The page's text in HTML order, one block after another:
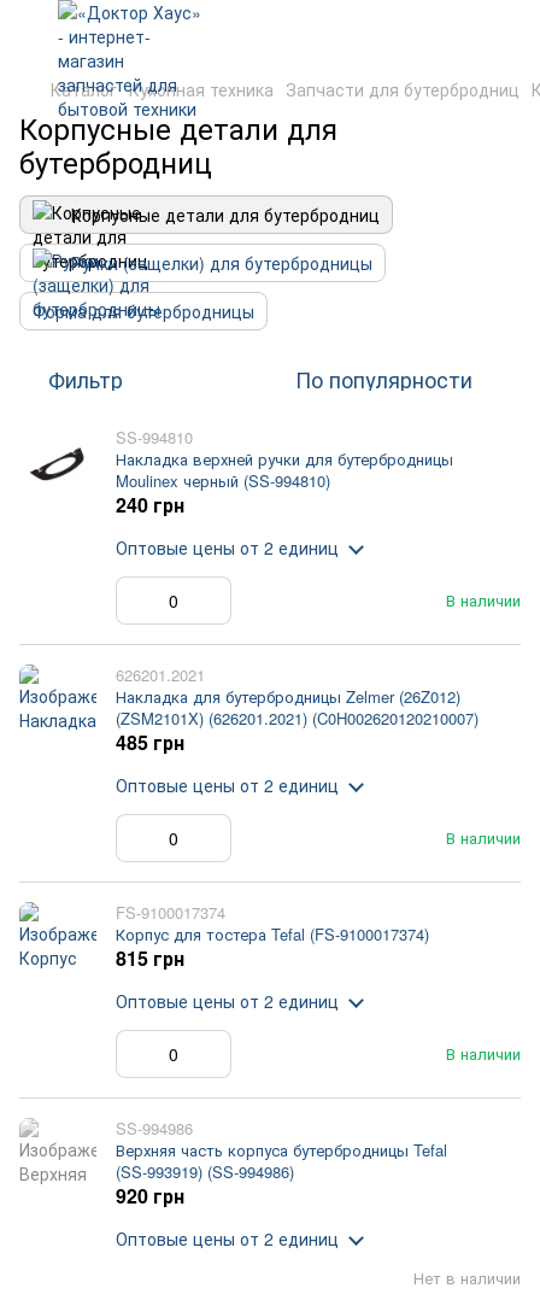
Каталог Кухонная техника Запчасти для бутербродниц
Корпусные детали для
бутербродниц
Корпусные детали для бутербродниц
Ручки (защелки) для бутербродницы
Форма для бутербродницы
Фильтр По популярности
SS-994810
Накладка верхней ручки для бутербродницы
Moulinex черный (SS-994810)
В наличии
240 грн
Оптовые цены от 2 единиц
626201.2021
Накладка для бутербродницы Zelmer (26Z012)
(ZSM2101X) (626201.2021) (C0H002620120210007)
В наличии
485 грн
Оптовые цены от 2 единиц
FS-9100017374
Корпус для тостера Tefal (FS-9100017374)
В наличии
815 грн
Оптовые цены от 2 единиц
SS-994986
Верхняя часть корпуса бутербродницы Tefal
(SS-993919) (SS-994986)
Нет в наличии
920 грн
Оптовые цены от 2 единиц